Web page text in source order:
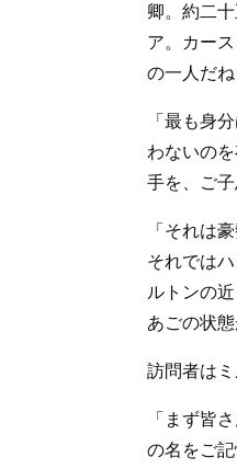
卿。約二
ア。カー
の一人だね
「最も身
わないの
手を、ご
「それは
それでは
ルトンの
あごの状
訪問者は
「まず皆
の名をご